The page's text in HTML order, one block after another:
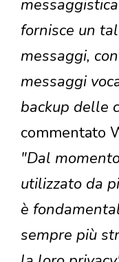
fornisce un
messaggi,
messaggi
backup delle
commentato
"Dal
utilizzato da
è
sempre più